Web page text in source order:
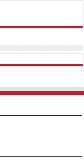
MatadorbetMariobet